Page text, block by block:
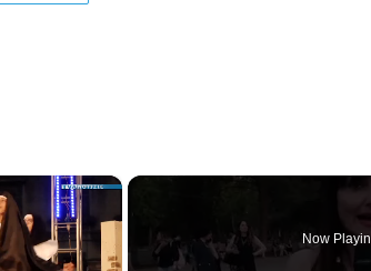
×
Now